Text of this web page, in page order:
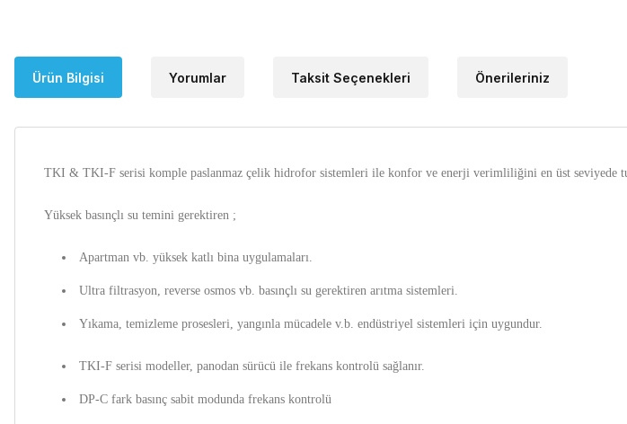
Ürün Bilgisi Yorumlar Taksit Seçenekleri Önerileriniz
TKI & TKI-F serisi komple paslanmaz çelik hidrofor sistemleri ile konfor ve enerji verimliliğini en üst seviyede
Yüksek basınçlı su temini gerektiren ;
Apartman vb. yüksek katlı bina uygulamaları.
Ultra filtrasyon, reverse osmos vb. basınçlı su gerektiren arıtma sistemleri.
Yıkama, temizleme prosesleri, yangınla mücadele v.b. endüstriyel sistemleri için uygundur.
TKI-F serisi modeller, panodan sürücü ile frekans kontrolü sağlanır.
DP-C fark basınç sabit modunda frekans kontrolü